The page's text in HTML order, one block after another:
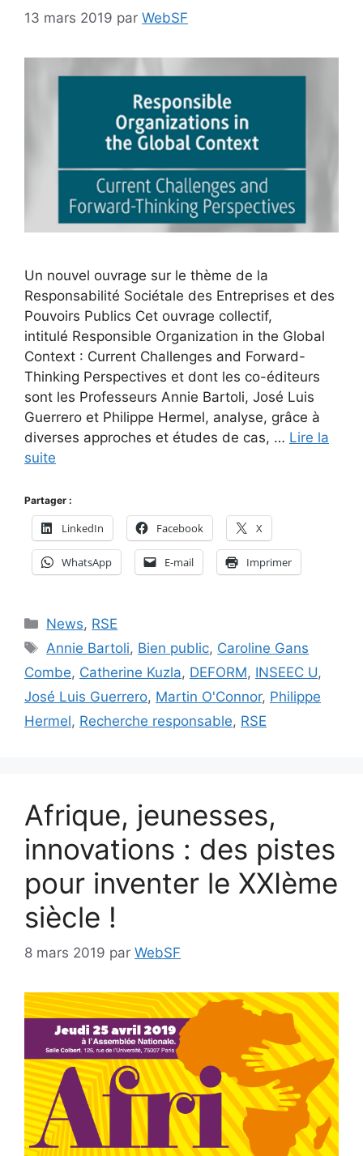
13 mars 2019 par WebSF
Un nouvel ouvrage sur le thème de la
Responsabilité Sociétale des Entreprises et des
Pouvoirs Publics Cet ouvrage collectif,
intitulé Responsible Organization in the Global
Context : Current Challenges and Forward-
Thinking Perspectives et dont les co-éditeurs
sont les Professeurs Annie Bartoli, José Luis
Guerrero et Philippe Hermel, analyse, grâce à
diverses approches et études de cas, … Lire la
suite
Partager :
LinkedIn Facebook X
WhatsApp E-mail Imprimer
Catégories
News, RSE
Étiquettes
Annie Bartoli, Bien public, Caroline Gans
Combe, Catherine Kuzla, DEFORM, INSEEC U,
José Luis Guerrero, Martin O'Connor, Philippe
Hermel, Recherche responsable, RSE
Afrique, jeunesses,
innovations : des pistes
pour inventer le XXIème
siècle !
8 mars 2019 par WebSF